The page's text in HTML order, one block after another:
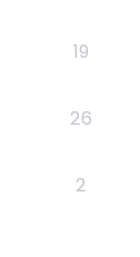
19
26
2